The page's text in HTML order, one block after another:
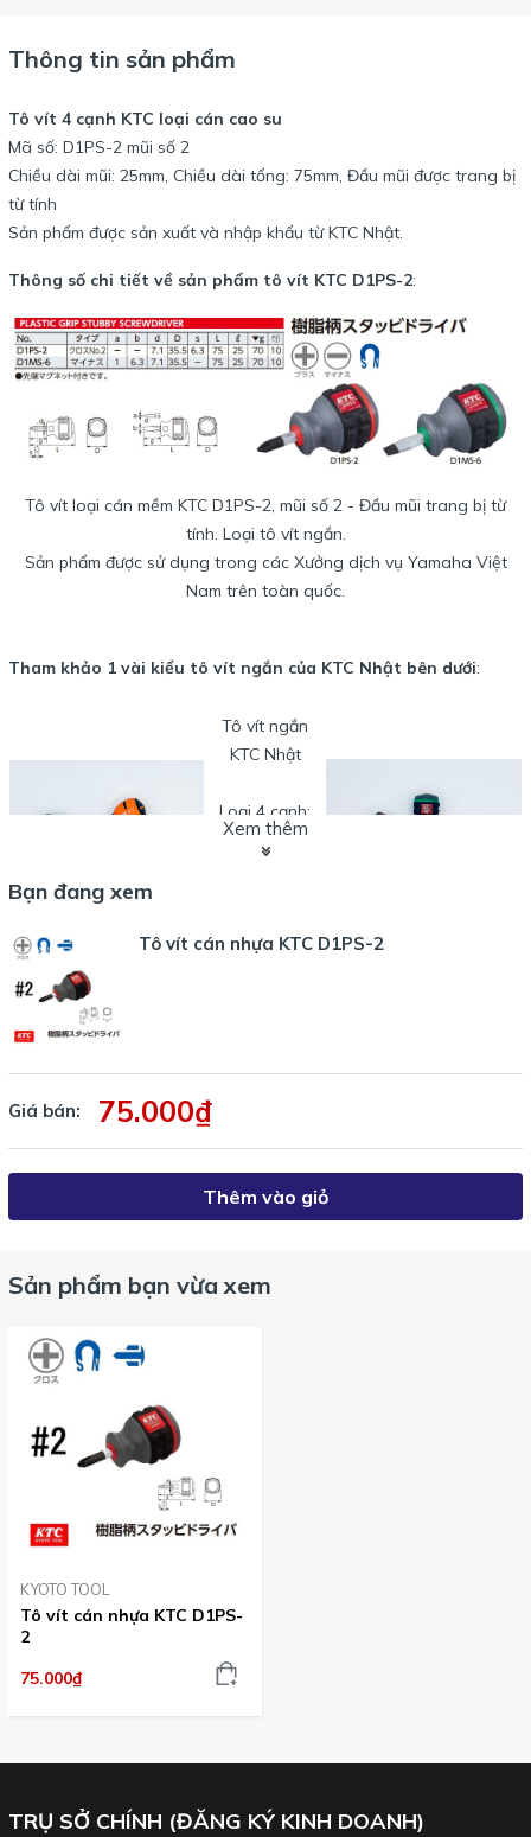
Thông tin sản phẩm
Tô vít 4 cạnh KTC loại cán cao su
Mã số: D1PS-2 mũi số 2
Chiều dài mũi: 25mm, Chiều dài tổng: 75mm, Đầu mũi được trang bị
từ tính
Sản phẩm được sản xuất và nhập khẩu từ KTC Nhật.
Thông số chi tiết về sản phẩm tô vít KTC D1PS-2:
Tô vít loại cán mềm KTC D1PS-2, mũi số 2 - Đầu mũi trang bị từ
tính. Loại tô vít ngắn.
Sản phẩm được sử dụng trong các Xưởng dịch vụ Yamaha Việt
Nam trên toàn quốc.
Tham khảo 1 vài kiểu tô vít ngắn của KTC Nhật bên dưới:
Tô vít ngắn
KTC Nhật
Loại 4 cạnh:
D1PS-2, SD1-
D1MS-6, SD1-
Xem thêm
Bạn đang xem
Tô vít cán nhựa KTC D1PS-2
Giá bán: 75.000₫
Thêm vào giỏ
Sản phẩm bạn vừa xem
KYOTO TOOL
Tô vít cán nhựa KTC D1PS-
2
75.000₫
TRỤ SỞ CHÍNH (ĐĂNG KÝ KINH DOANH)